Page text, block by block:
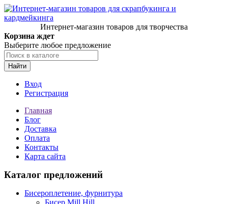
Интернет-магазин товаров для творчества
Корзина ждет
Выберите любое предложение
Найти
Вход
Регистрация
Главная
Блог
Доставка
Оплата
Контакты
Карта сайта
Каталог предложений
Бисероплетение, фурнитура
Бисер Mill Hill